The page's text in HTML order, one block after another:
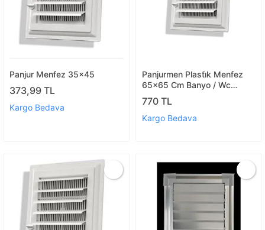
Panjur Menfez 35x45
373,99 TL
Kargo Bedava
Panjurmen Plasti̇k Menfez
65x65 Cm Banyo / Wc
Havalandirma Menfez
770 TL
Kargo Bedava